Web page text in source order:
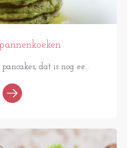
dat is nog ee...